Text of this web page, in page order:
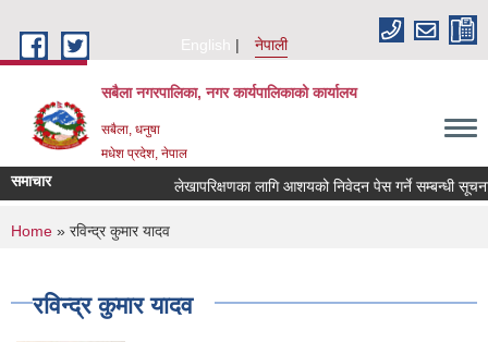
English
नेपाली
सबैला नगरपालिका, नगर कार्यपालिकाको कार्यालय
सबैला, धनुषा
मधेश प्रदेश, नेपाल
समाचार लेखापरिक्षणका लागि आशयको निवेदन पेस गर्ने सम्बन्धी सूचना ।
You are here
Home » रविन्द्र कुमार यादव
रविन्द्र कुमार यादव